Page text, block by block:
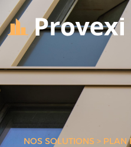
NOS SOLUTIONS > PLAN